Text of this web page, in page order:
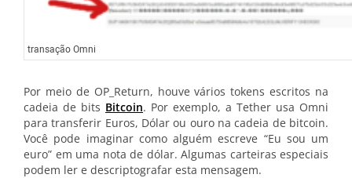
transação Omni
Por meio de OP_Return, houve vários tokens escritos na
cadeia de bits Bitcoin. Por exemplo, a Tether usa Omni
para transferir Euros, Dólar ou ouro na cadeia de bitcoin.
Você pode imaginar como alguém escreve “Eu sou um
euro” em uma nota de dólar. Algumas carteiras especiais
podem ler e descriptografar esta mensagem.